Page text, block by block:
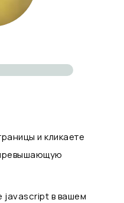
и кликаете
javascript в вашем